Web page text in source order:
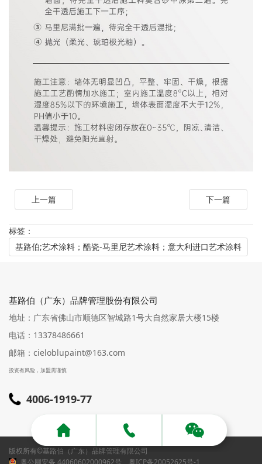
上一篇 下一篇
标签：
基路伯;艺术涂料；酷瓷-马里尼艺术涂料；意大利进口艺术涂料
基路伯（广东）品牌管理股份有限公司
地址：广东省佛山市顺德区智城路1号大自然家居大楼15楼
电话：13378486661
邮箱：cieloblupaint@163.com
投资有风险，加盟需谨慎
4006-1919-77
版权所有©基路伯（广东）品牌管理有限公司